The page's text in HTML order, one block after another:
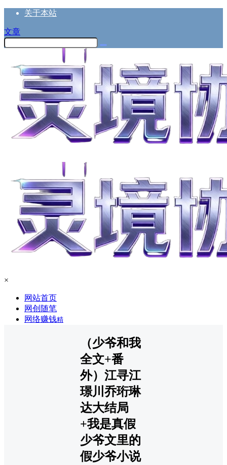
关于本站
文章
×
网站首页
网创随笔
网络赚钱精
（少爷和我
全文+番
外）江寻江
璟川乔珩琳
达大结局
+我是真假
少爷文里的
假少爷小说